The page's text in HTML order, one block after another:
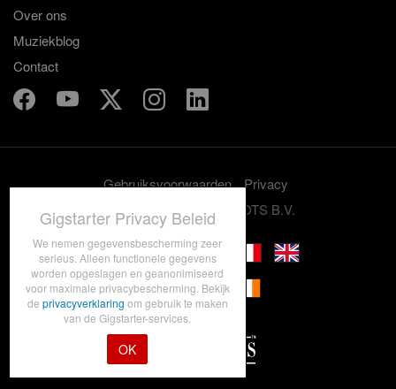
Over ons
Muziekblog
Contact
Gebruiksvoorwaarden
Privacy
© 2012-2026 GRASSROOTS B.V.
Gigstarter Privacy Beleid
We nemen gegevensbescherming zeer
serieus. Alleen functionele gegevens
worden opgeslagen en geanonimiseerd
voor maximale privacybescherming. Bekijk
de privacyverklaring om gebruik te maken
van de Gigstarter-services.
OK